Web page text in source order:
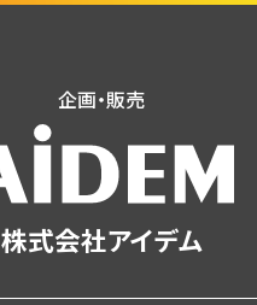
企画・販売
株式会社アイデム